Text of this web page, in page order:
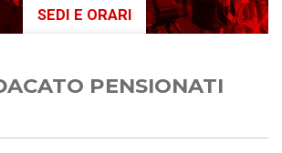
SEDI E ORARI
PENSIONATI